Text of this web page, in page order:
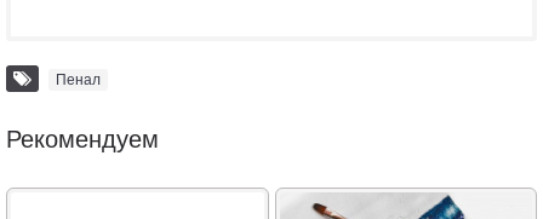
Пенал
Рекомендуем